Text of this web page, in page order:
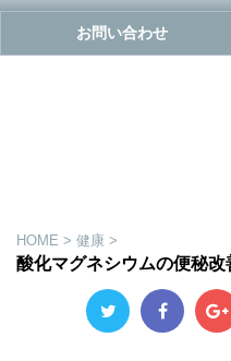
お問い合わせ
HOME > 健康 >
酸化マグネシウムの便秘改